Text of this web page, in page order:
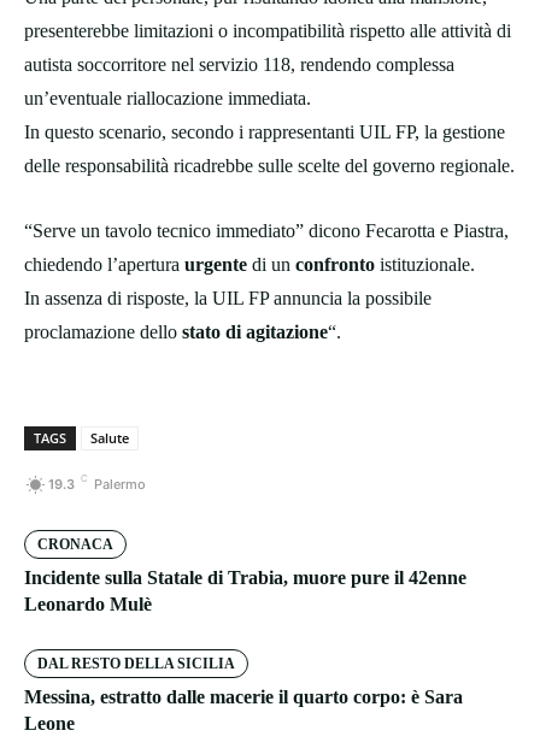
presenterebbe limitazioni o incompatibilità rispetto alle attività di
autista soccorritore nel servizio 118, rendendo complessa
un’eventuale riallocazione immediata.
In questo scenario, secondo i rappresentanti UIL FP, la gestione
delle responsabilità ricadrebbe sulle scelte del governo regionale.
“Serve un tavolo tecnico immediato” dicono Fecarotta e Piastra,
chiedendo l’apertura urgente di un confronto istituzionale.
In assenza di risposte, la UIL FP annuncia la possibile
proclamazione dello stato di agitazione“.
TAGS Salute
19.3 C Palermo
CRONACA
Incidente sulla Statale di Trabia, muore pure il 42enne
Leonardo Mulè
DAL RESTO DELLA SICILIA
Messina, estratto dalle macerie il quarto corpo: è Sara
Leone